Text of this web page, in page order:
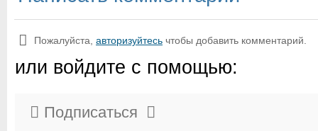
Пожалуйста, авторизуйтесь чтобы добавить комментарий.
или войдите с помощью:
Подписаться